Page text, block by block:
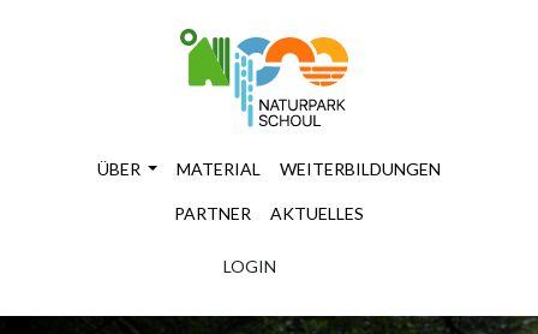
ÜBER MATERIAL WEITERBILDUNGEN
PARTNER AKTUELLES
LOGIN